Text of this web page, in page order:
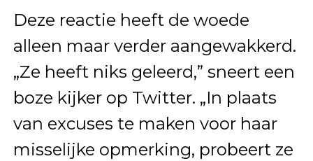
Deze reactie heeft de woede
alleen maar verder aangewakkerd.
„Ze heeft niks geleerd,” sneert een
boze kijker op Twitter. „In plaats
van excuses te maken voor haar
misselijke opmerking, probeert ze